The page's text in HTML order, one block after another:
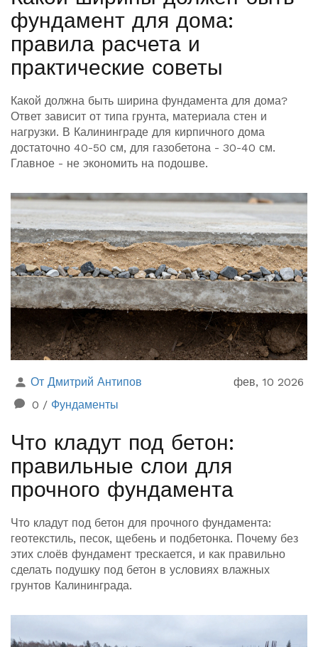
фундамент для дома:
правила расчета и
практические советы
Какой должна быть ширина фундамента для дома?
Ответ зависит от типа грунта, материала стен и
нагрузки. В Калининграде для кирпичного дома
достаточно 40-50 см, для газобетона - 30-40 см.
Главное - не экономить на подошве.
От Дмитрий Антипов
фев, 10 2026
0 / Фундаменты
Что кладут под бетон:
правильные слои для
прочного фундамента
Что кладут под бетон для прочного фундамента:
геотекстиль, песок, щебень и подбетонка. Почему без
этих слоёв фундамент трескается, и как правильно
сделать подушку под бетон в условиях влажных
грунтов Калининграда.